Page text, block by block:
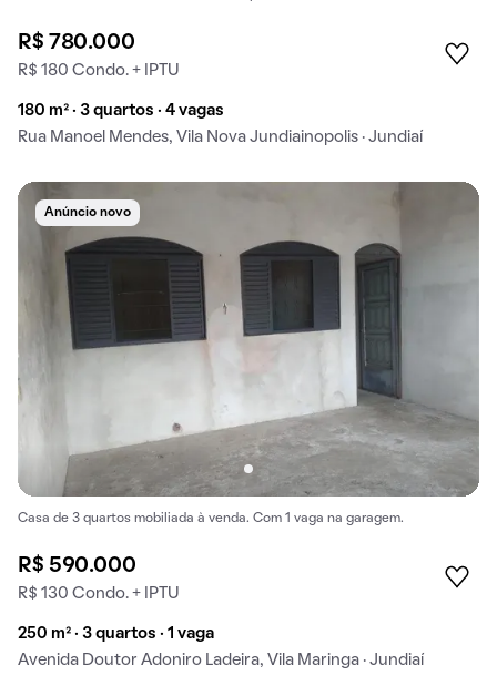
R$ 780.000
R$ 180 Condo. + IPTU
180 m² · 3 quartos · 4 vagas
Rua Manoel Mendes, Vila Nova Jundiainopolis · Jundiaí
Anúncio novo
Casa de 3 quartos mobiliada à venda. Com 1 vaga na garagem.
R$ 590.000
R$ 130 Condo. + IPTU
250 m² · 3 quartos · 1 vaga
Avenida Doutor Adoniro Ladeira, Vila Maringa · Jundiaí